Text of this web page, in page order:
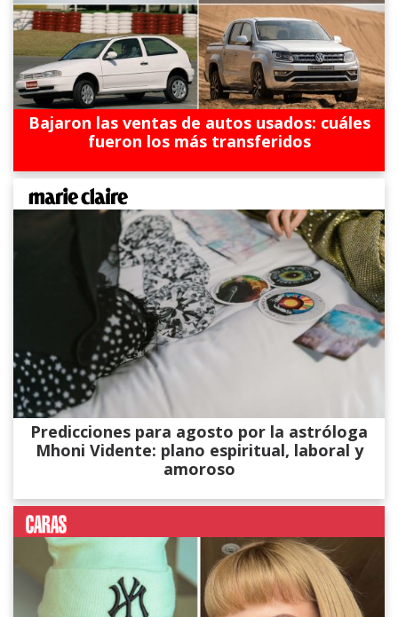
Bajaron las ventas de autos usados: cuáles
fueron los más transferidos
Predicciones para agosto por la astróloga
Mhoni Vidente: plano espiritual, laboral y
amoroso